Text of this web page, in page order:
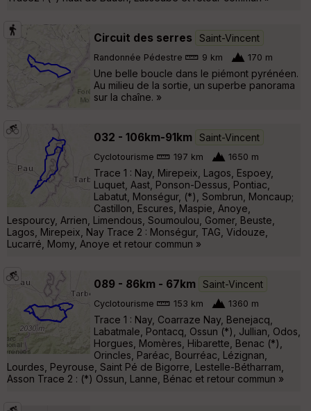
Circuit des serres Saint-Vincent
Randonnée Pédestre 9 km 170 m
Une belle boucle dans le piémont pyrénéen.
Au milieu de la sortie, un superbe panorama
sur la chaîne. »
032 - 106km-91km Saint-Vincent
Cyclotourisme 197 km 1650 m
Trace 1 : Nay, Mirepeix, Lagos, Espoey,
Luquet, Aast, Ponson-Dessus, Pontiac,
Labatut, Monségur, (*), Sombrun, Moncaup;
Castillon, Escures, Maspie, Anoye,
Lespourcy, Arrien, Limendous, Soumoulou, Gomer, Beuste,
Lagos, Mirepeix, Nay Trace 2 : Monségur, TAG, Vidouze,
Lucarré, Momy, Anoye et retour commun »
089 - 86km - 67km Saint-Vincent
Cyclotourisme 153 km 1360 m
Trace 1 : Nay, Coarraze Nay, Benejacq,
Labatmale, Pontacq, Ossun (*), Jullian, Odos,
Horgues, Momères, Hibarette, Benac (*),
Orincles, Paréac, Bourréac, Lézignan,
Lourdes, Peyrouse, Saint Pé de Bigorre, Lestelle-Bétharram,
Asson Trace 2 : (*) Ossun, Lanne, Bénac et retour commun »